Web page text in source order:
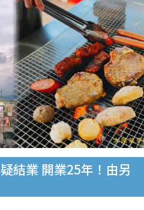
結業 開業25年！由另